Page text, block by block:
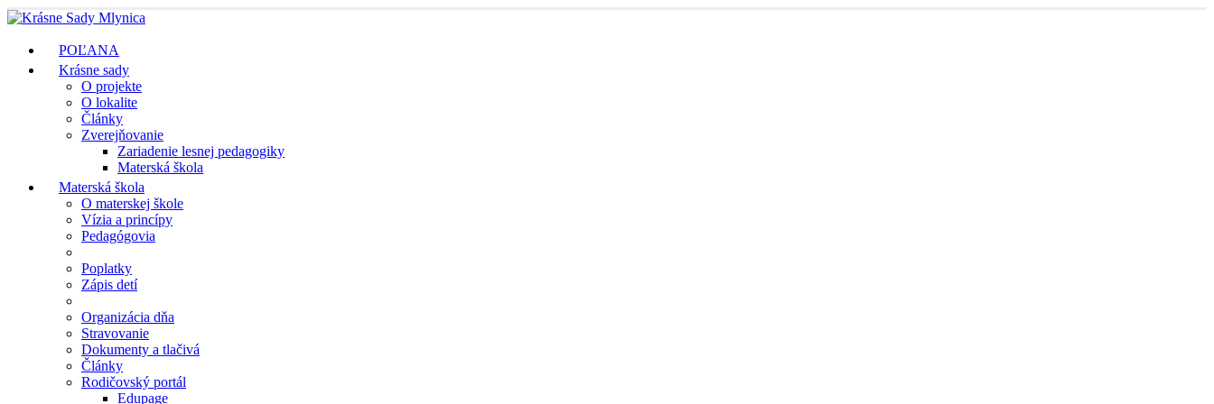
POĽANA
Krásne sady
O projekte
O lokalite
Články
Zverejňovanie
Zariadenie lesnej pedagogiky
Materská škola
Materská škola
O materskej škole
Vízia a princípy
Pedagógovia
Poplatky
Zápis detí
Organizácia dňa
Stravovanie
Dokumenty a tlačivá
Články
Rodičovský portál
Edupage